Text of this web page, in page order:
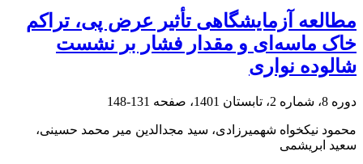
مطالعه آزمایشگاهی تأثیر عرض پی، تراکم
خاک ماسه‌ای و مقدار فشار بر نشست
شالوده نواری
دوره 8، شماره 2، تابستان 1401، صفحه 131-148
محمود نیکخواه شهمیرزادی، سید مجدالدین میر محمد حسینی،
سعید ابریشمی